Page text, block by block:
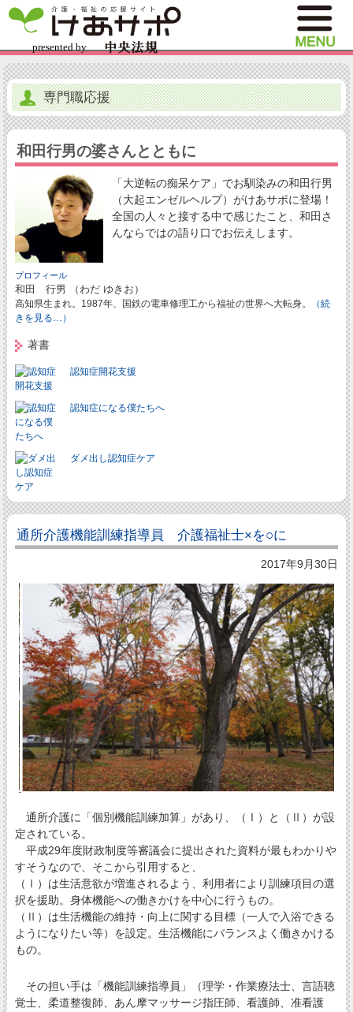
専門職応援
和田行男の婆さんとともに
「大逆転の痴呆ケア」でお馴染みの和田行男
（大起エンゼルヘルプ）がけあサポに登場！
全国の人々と接する中で感じたこと、和田さ
んならではの語り口でお伝えします。
プロフィール
和田 行男 （わだ ゆきお）
高知県生まれ。1987年、国鉄の電車修理工から福祉の世界へ大転身。
（続
きを見る…）
著書
認知症開花支援
認知症になる僕たちへ
ダメ出し認知症ケア
通所介護機能訓練指導員 介護福祉士×を○に
2017年9月30日
通所介護に「個別機能訓練加算」があり、（Ⅰ）と（Ⅱ）が設
定されている。
平成29年度財政制度等審議会に提出された資料が最もわかりや
すそうなので、そこから引用すると、
（Ⅰ）は生活意欲が増進されるよう、利用者により訓練項目の選
択を援助。身体機能への働きかけを中心に行うもの。
（Ⅱ）は生活機能の維持・向上に関する目標（一人で入浴できる
ようになりたい等）を設定。生活機能にバランスよく働きかける
もの。
その担い手は「機能訓練指導員」（理学・作業療法士、言語聴
覚士、柔道整復師、あん摩マッサージ指圧師、看護師、准看護